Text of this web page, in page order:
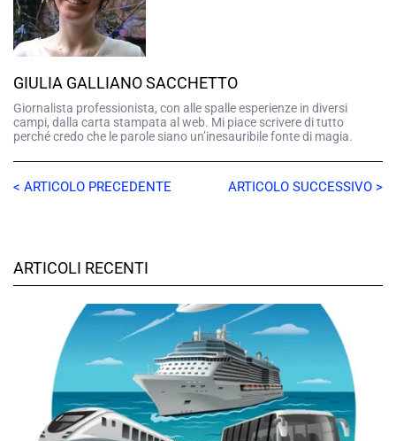
GIULIA GALLIANO SACCHETTO
Giornalista professionista, con alle spalle esperienze in diversi
campi, dalla carta stampata al web. Mi piace scrivere di tutto
perché credo che le parole siano un’inesauribile fonte di magia.
< ARTICOLO PRECEDENTE ARTICOLO SUCCESSIVO >
ARTICOLI RECENTI